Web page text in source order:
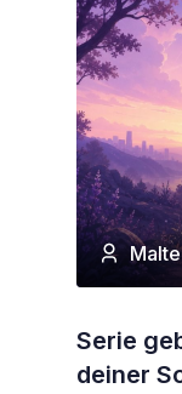
Malte
Serie
deiner